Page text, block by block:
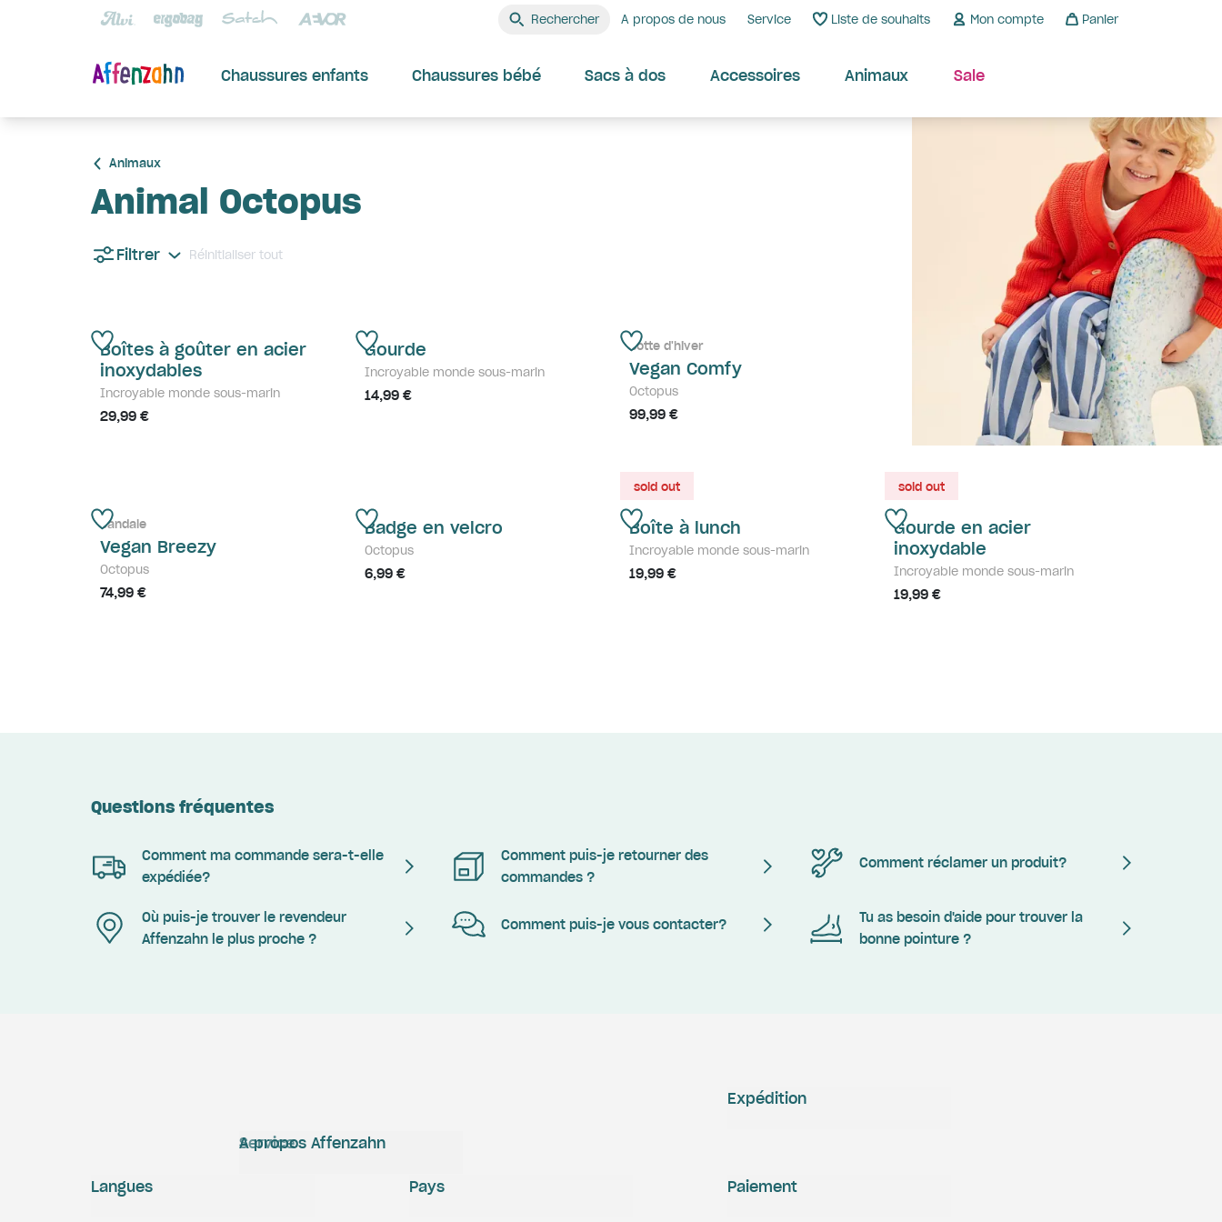
Rechercher A propos de nous Service Liste de souhaits Mon compte Panier
Chaussures enfants Chaussures bébé Sacs à dos Accessoires Animaux Sale
Animaux
Animal Octopus
Filtrer Réinitialiser tout
Boîtes à goûter en acier
inoxydables
Incroyable monde sous-marin
29,99 €
Gourde
Incroyable monde sous-marin
14,99 €
Botte d'hiver
Vegan Comfy
Octopus
99,99 €
Sandale
Vegan Breezy
Octopus
74,99 €
Badge en velcro
Octopus
6,99 €
sold out
Boîte à lunch
Incroyable monde sous-marin
19,99 €
sold out
Gourde en acier
inoxydable
Incroyable monde sous-marin
19,99 €
Questions fréquentes
Comment ma commande sera-t-elle
expédiée?
Comment puis-je retourner des
commandes ?
Comment réclamer un produit?
Où puis-je trouver le revendeur
Affenzahn le plus proche ?
Comment puis-je vous contacter?
Tu as besoin d'aide pour trouver la
bonne pointure ?
Service
A propos Affenzahn
Expédition
Paiement
Langues Pays